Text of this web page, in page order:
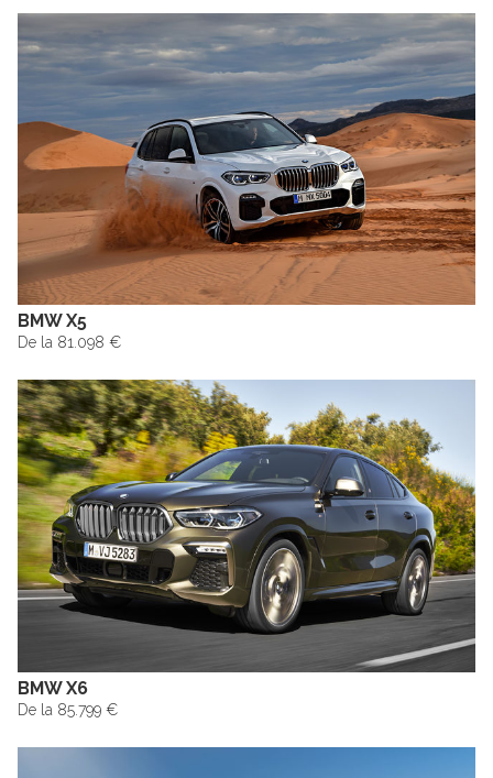
BMW X5
De la 81.098 €
BMW X6
De la 85.799 €